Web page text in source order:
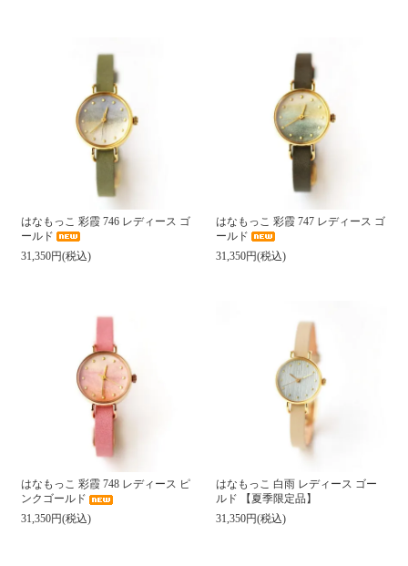
はなもっこ 彩霞 746 レディース ゴ
ールド
31,350円(税込)
はなもっこ 彩霞 747 レディース ゴ
ールド
31,350円(税込)
はなもっこ 彩霞 748 レディース ピ
ンクゴールド
31,350円(税込)
はなもっこ 白雨 レディース ゴー
ルド 【夏季限定品】
31,350円(税込)